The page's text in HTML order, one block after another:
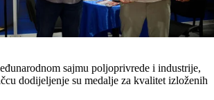
sajmu poljoprivrede i industrije,
dodijeljenje su medalje za kvalitet izloženih